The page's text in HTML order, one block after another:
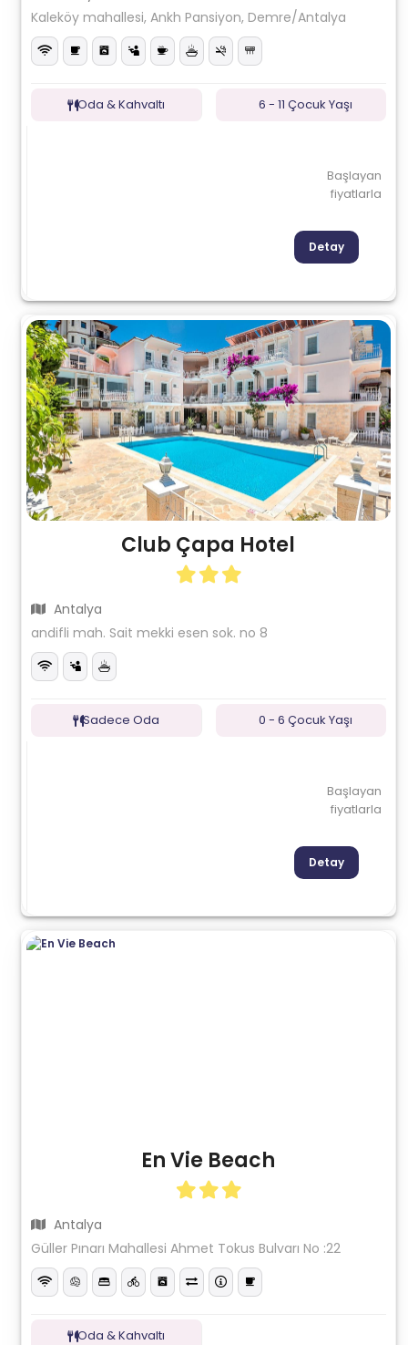
Kaleköy mahallesi, Ankh Pansiyon, Demre/Antalya
Oda & Kahvaltı 6 - 11 Çocuk Yaşı
Başlayan
fiyatlarla
Detay
Club Çapa Hotel
Antalya
andifli mah. Sait mekki esen sok. no 8
Sadece Oda 0 - 6 Çocuk Yaşı
Başlayan
fiyatlarla
Detay
En Vie Beach
Antalya
Güller Pınarı Mahallesi Ahmet Tokus Bulvarı No :22
Oda & Kahvaltı